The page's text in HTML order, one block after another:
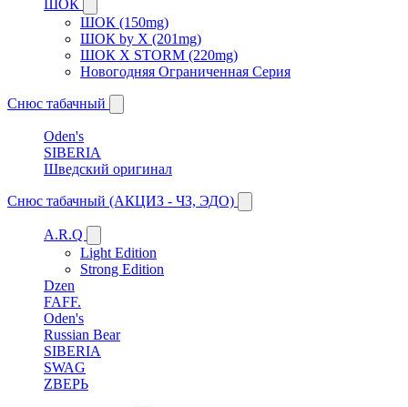
ШОК
ШОК (150mg)
ШОК by X (201mg)
ШОК X STORM (220mg)
Новогодняя Ограниченная Серия
Снюс табачный
Oden's
SIBERIA
Шведский оригинал
Снюс табачный (АКЦИЗ - ЧЗ, ЭДО)
A.R.Q
Light Edition
Strong Edition
Dzen
FAFF.
Oden's
Russian Bear
SIBERIA
SWAG
ZВЕРЬ